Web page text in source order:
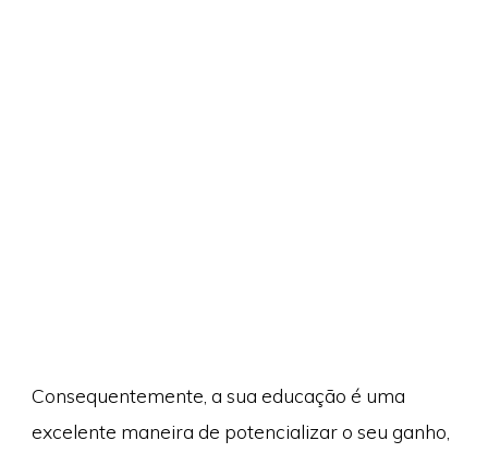
Consequentemente, a sua educação é uma
excelente maneira de potencializar o seu ganho,